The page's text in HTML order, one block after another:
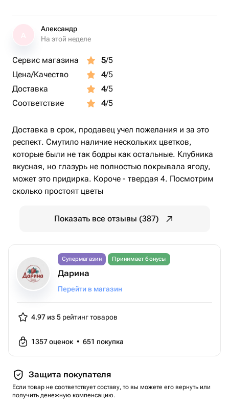
Александр
На этой неделе
Сервис магазина 5/5
Цена/Качество
4/5
Доставка
4/5
Соответствие
4/5
Доставка в срок, продавец учел пожелания и за это
респект. Смутило наличие нескольких цветков,
которые были не так бодры как остальные. Клубника
вкусная, но глазурь не полностью покрывала ягоду,
может это придирка. Короче - твердая 4. Посмотрим
сколько простоят цветы
Показать все отзывы (387)
Супермагазин Принимает бонусы
Дарина
Перейти в магазин
4.97 из 5 рейтинг товаров
1357оценок • 651 покупка
Защита покупателя
Если товар не соответствует составу, то вы можете его вернуть или
получить денежную компенсацию.